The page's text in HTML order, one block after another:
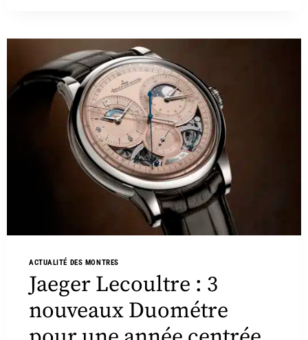
ACTUALITÉ DES MONTRES
Jaeger Lecoultre : 3
nouveaux Duométre